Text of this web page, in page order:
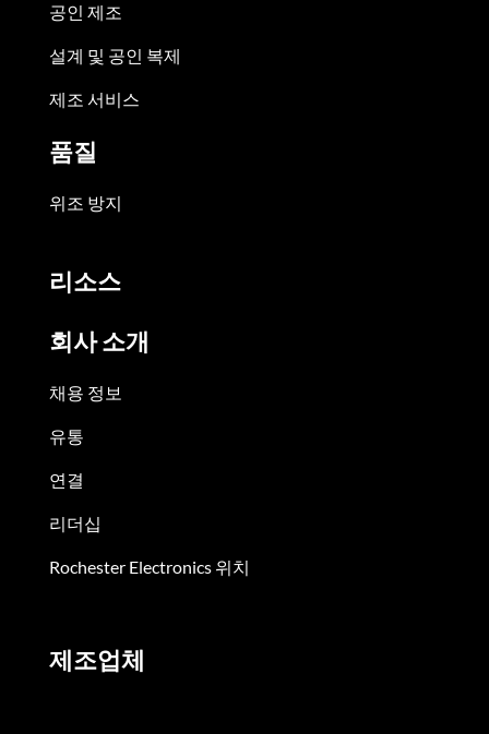
공인 제조
설계 및 공인 복제
제조 서비스
품질
위조 방지
리소스
회사 소개
채용 정보
유통
연결
리더십
Rochester Electronics 위치
제조업체